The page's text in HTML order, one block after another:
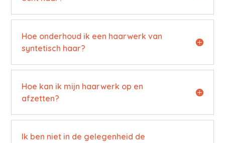
Hoe onderhoud ik een haarwerk van
syntetisch haar?
Hoe kan ik mijn haarwerk op en
afzetten?
Ik ben niet in de gelegenheid de